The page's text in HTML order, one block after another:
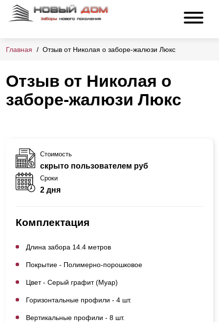
Главная Отзыв от Николая о заборе-жалюзи Люкс
Отзыв от Николая о
заборе-жалюзи Люкс
Стоимость
скрыто пользователем руб
Сроки
2 дня
Комплектация
Длина забора 14.4 метров
Покрытие - Полимерно-порошковое
Цвет - Серый графит (Муар)
Горизонтальные профили - 4 шт.
Вертикальные профили - 8 шт.